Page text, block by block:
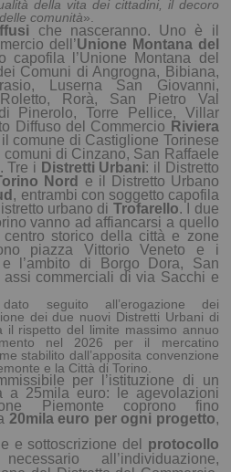
della vita dei cittadini, il decoro
comunità».
che nasceranno. Uno è il
dell’Unione Montana del
capofila l’Unione Montana del
Comuni di Angrogna, Bibiana,
Luserna San Giovanni,
Rorà, San Pietro Val
Pinerolo, Torre Pellice, Villar
Diffuso del Commercio Riviera
comune di Castiglione Torinese
di Cinzano, San Raffaele
Tre i Distretti Urbani: il Distretto
Nord e il Distretto Urbano
, entrambi con soggetto capofila
urbano di Trofarello. I due
vanno ad affiancarsi a quello
storico della città e zone
piazza Vittorio Veneto e i
l’ambito di Borgo Dora, San
commerciali di via Sacchi e
seguito all’erogazione dei
dei due nuovi Distretti Urbani di
il rispetto del limite massimo annuo
nel 2026 per il mercatino
stabilito dall’apposita convenzione
e la Città di Torino.
per l’istituzione di un
a 25mila euro: le agevolazioni
Piemonte coprono fino
20mila euro per ogni progetto,
e sottoscrizione del protocollo
all’individuazione,